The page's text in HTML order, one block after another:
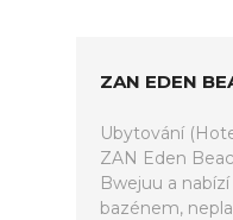
ZAN EDEN
Ubytování
ZAN Eden
Bwejuu a
bazénem,